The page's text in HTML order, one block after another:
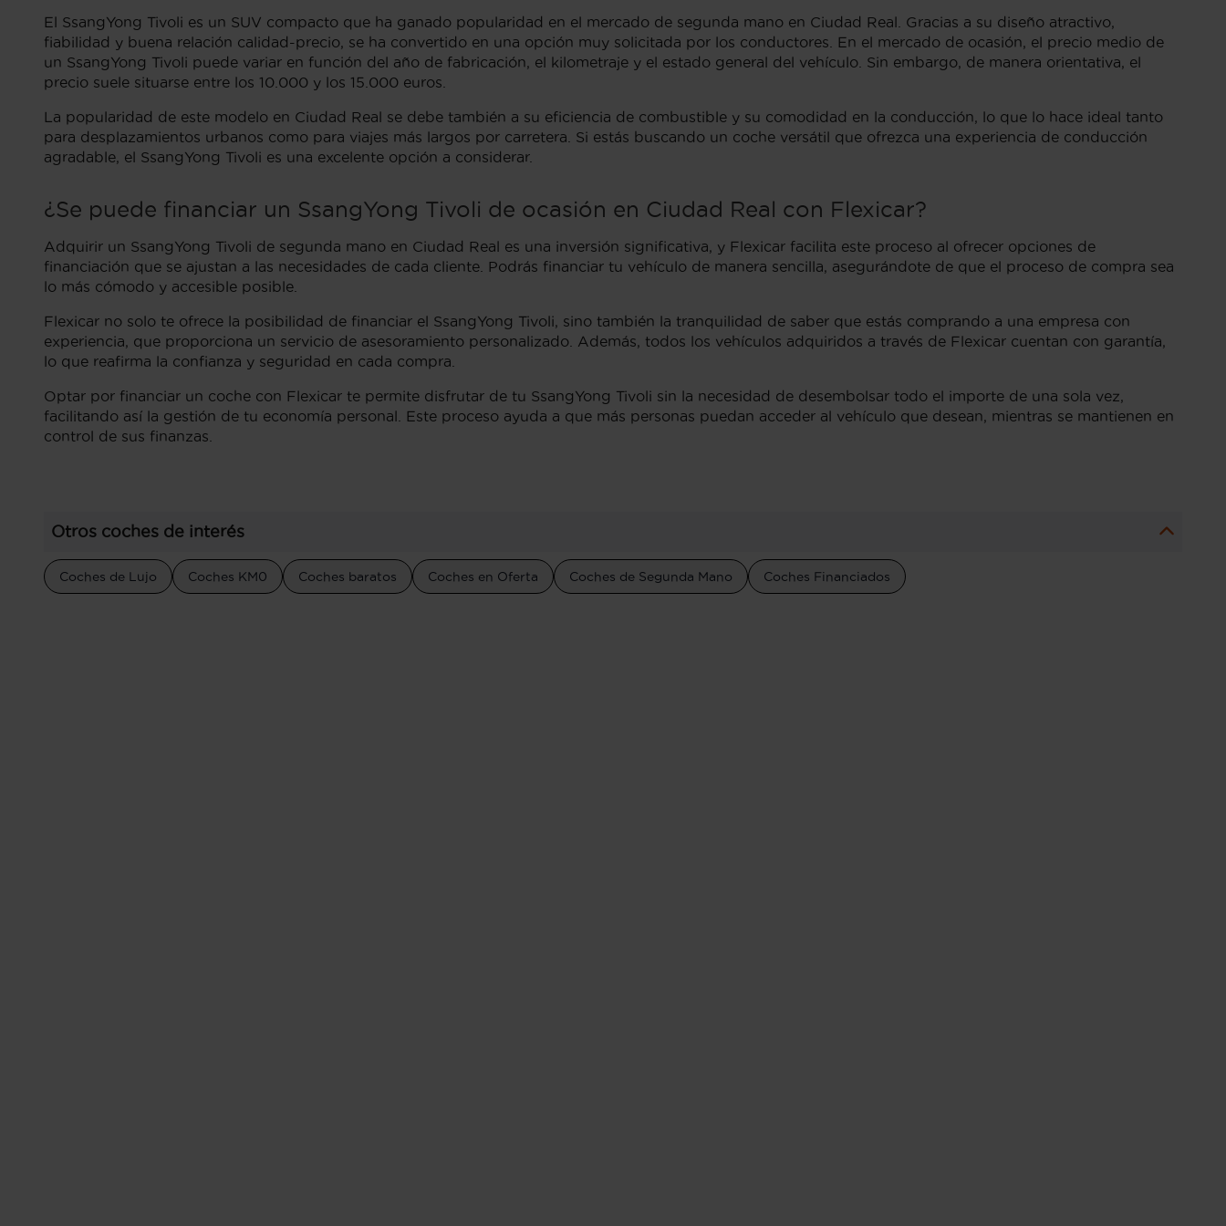
El SsangYong Tivoli es un SUV compacto que ha ganado popularidad en el mercado de segunda mano en Ciudad Real. Gracias a su diseño atractivo,
fiabilidad y buena relación calidad-precio, se ha convertido en una opción muy solicitada por los conductores. En el mercado de ocasión, el precio medio de
un SsangYong Tivoli puede variar en función del año de fabricación, el kilometraje y el estado general del vehículo. Sin embargo, de manera orientativa, el
precio suele situarse entre los 10.000 y los 15.000 euros.
La popularidad de este modelo en Ciudad Real se debe también a su eficiencia de combustible y su comodidad en la conducción, lo que lo hace ideal tanto
para desplazamientos urbanos como para viajes más largos por carretera. Si estás buscando un coche versátil que ofrezca una experiencia de conducción
agradable, el SsangYong Tivoli es una excelente opción a considerar.
¿Se puede financiar un SsangYong Tivoli de ocasión en Ciudad Real con Flexicar?
Adquirir un SsangYong Tivoli de segunda mano en Ciudad Real es una inversión significativa, y Flexicar facilita este proceso al ofrecer opciones de
financiación que se ajustan a las necesidades de cada cliente. Podrás financiar tu vehículo de manera sencilla, asegurándote de que el proceso de compra sea
lo más cómodo y accesible posible.
Flexicar no solo te ofrece la posibilidad de financiar el SsangYong Tivoli, sino también la tranquilidad de saber que estás comprando a una empresa con
experiencia, que proporciona un servicio de asesoramiento personalizado. Además, todos los vehículos adquiridos a través de Flexicar cuentan con garantía,
lo que reafirma la confianza y seguridad en cada compra.
Optar por financiar un coche con Flexicar te permite disfrutar de tu SsangYong Tivoli sin la necesidad de desembolsar todo el importe de una sola vez,
facilitando así la gestión de tu economía personal. Este proceso ayuda a que más personas puedan acceder al vehículo que desean, mientras se mantienen en
control de sus finanzas.
Otros coches de interés
Coches de Lujo Coches KM0 Coches baratos Coches en Oferta Coches de Segunda Mano Coches Financiados